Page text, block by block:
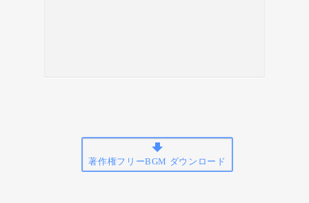
著作権フリーBGM ダウンロード